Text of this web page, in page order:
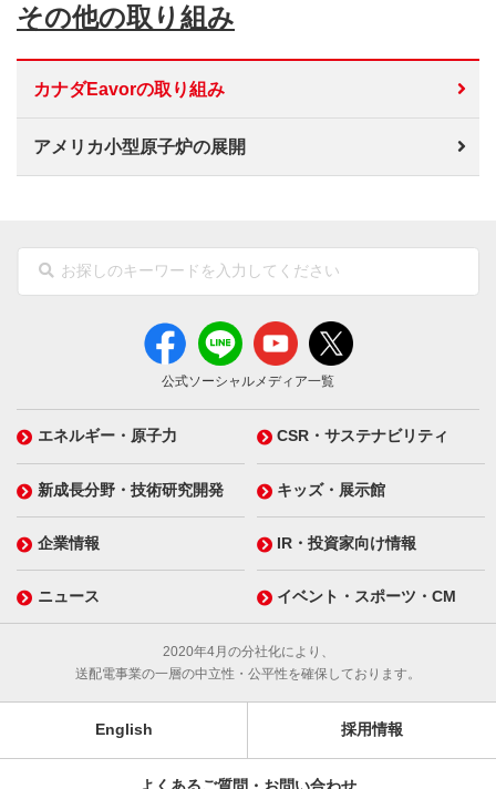
その他の取り組み
カナダEavorの取り組み
アメリカ小型原子炉の展開
公式ソーシャルメディア一覧
エネルギー・原子力 CSR・サステナビリティ
新成長分野・技術研究開発 キッズ・展示館
企業情報 IR・投資家向け情報
ニュース イベント・スポーツ・CM
2020年4月の分社化により、
送配電事業の一層の中立性・公平性を確保しております。
English 採用情報